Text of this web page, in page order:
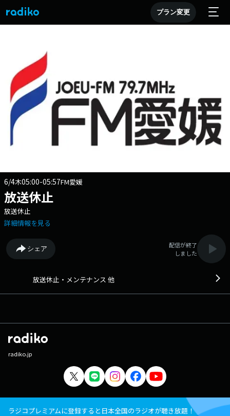
プラン変更
6/4木05:00-05:57FM愛媛
放送休止
放送休止
詳細情報を見る
シェア
配信が終了
しました
放送休止・メンテナンス 他
radiko.jp
ラジコプレミアムに登録すると日本全国のラジオが聴き放題！